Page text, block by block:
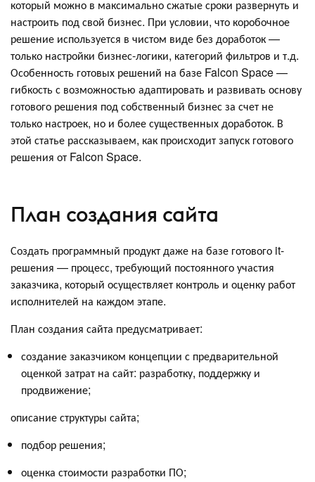
который можно в максимально сжатые сроки развернуть и
настроить под свой бизнес. При условии, что коробочное
решение используется в чистом виде без доработок —
только настройки бизнес-логики, категорий фильтров и т.д.
Особенность готовых решений на базе Falcon Space —
гибкость с возможностью адаптировать и развивать основу
готового решения под собственный бизнес за счет не
только настроек, но и более существенных доработок. В
этой статье рассказываем, как происходит запуск готового
решения от Falcon Space.
План создания сайта
Создать программный продукт даже на базе готового it-
решения — процесс, требующий постоянного участия
заказчика, который осуществляет контроль и оценку работ
исполнителей на каждом этапе.
План создания сайта предусматривает:
создание заказчиком концепции с предварительной
оценкой затрат на сайт: разработку, поддержку и
продвижение;
описание структуры сайта;
подбор решения;
оценка стоимости разработки ПО;